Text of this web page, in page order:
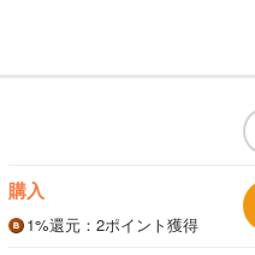
購入
1%還元 ：2ポイント獲得